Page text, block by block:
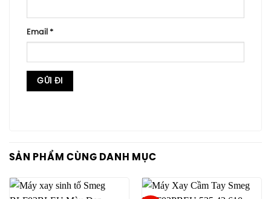
Email *
SẢN PHẨM CÙNG DANH MỤC